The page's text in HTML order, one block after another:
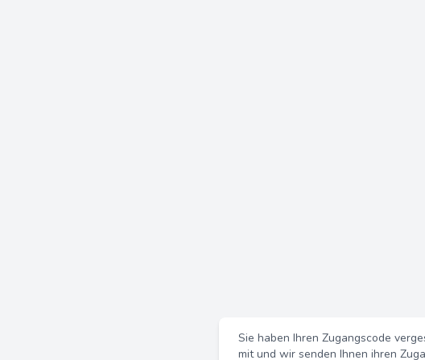
Sie haben Ihren Zugangscode
mit und wir senden Ihnen ihren